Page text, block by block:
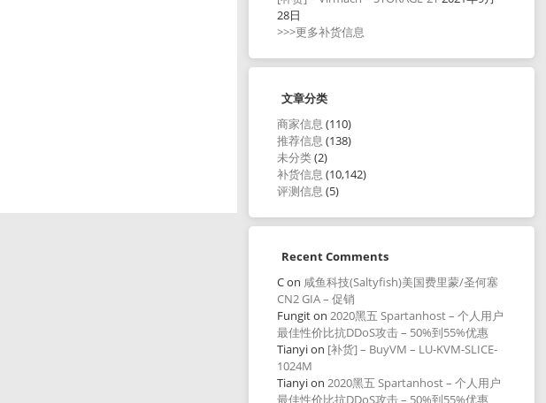
28日
>>>更多补货信息
文章分类
商家信息 (110)
推荐信息 (138)
未分类(2)
补货信息 (10,142)
评测信息 (5)
Recent Comments
Con 咸鱼科技(Saltyfish)美国费里蒙/圣何塞
CN2 GIA – 促销
Fungiton2020黑五 Spartanhost – 个人用户
最佳性价比抗DDoS攻击 – 50%到55%优惠
Tianyion [补货] – BuyVM – LU-KVM-SLICE-
1024M
Tianyion2020黑五 Spartanhost – 个人用户
最佳性价比抗DDoS攻击 – 50%到55%优惠